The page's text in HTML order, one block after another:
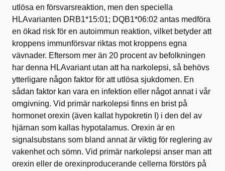
utlösa en försvarsreaktion, men den speciella
HLAvarianten DRB1*15:01; DQB1*06:02 antas medföra
en ökad risk för en autoimmun reaktion, vilket betyder att
kroppens immunförsvar riktas mot kroppens egna
vävnader. Eftersom mer än 20 procent av befolkningen
har denna HLAvariant utan att ha narkolepsi, så behövs
ytterligare någon faktor för att utlösa sjukdomen. En
sådan faktor kan vara en infektion eller något annat i vår
omgivning. Vid primär narkolepsi finns en brist på
hormonet orexin (även kallat hypokretin I) i den del av
hjärnan som kallas hypotalamus. Orexin är en
signalsubstans som bland annat är viktig för reglering av
vakenhet och sömn. Vid primär narkolepsi anser man att
orexin eller de orexinproducerande cellerna förstörs på